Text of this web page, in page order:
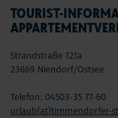
TOURIST-
Strandstraße 121a
23669 Niendorf/Ostsee
Telefon: 04503-35 77-60
urlaub(at)timmendorfer-